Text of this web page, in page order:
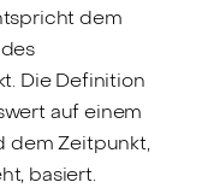
dem
Die Definition
auf einem
dem Zeitpunkt,
basiert.